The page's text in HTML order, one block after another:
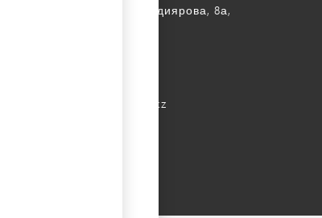
г. Астана, ул. С. Асфендиярова, 8а,
kense@qaztrade.org.kz